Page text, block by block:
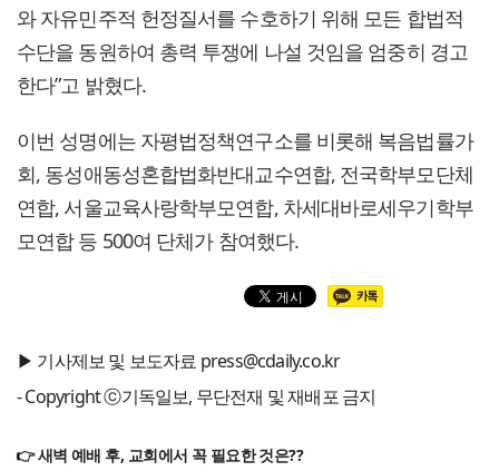
와 자유민주적 헌정질서를 수호하기 위해 모든 합법적
수단을 동원하여 총력 투쟁에 나설 것임을 엄중히 경고
한다”고 밝혔다.
이번 성명에는 자평법정책연구소를 비롯해 복음법률가
회, 동성애동성혼합법화반대교수연합, 전국학부모단체
연합, 서울교육사랑학부모연합, 차세대바로세우기학부
모연합 등 500여 단체가 참여했다.
▶ 기사제보 및 보도자료 press@cdaily.co.kr
- Copyright ⓒ기독일보, 무단전재 및 재배포 금지
👉 새벽 예배 후, 교회에서 꼭 필요한 것은??